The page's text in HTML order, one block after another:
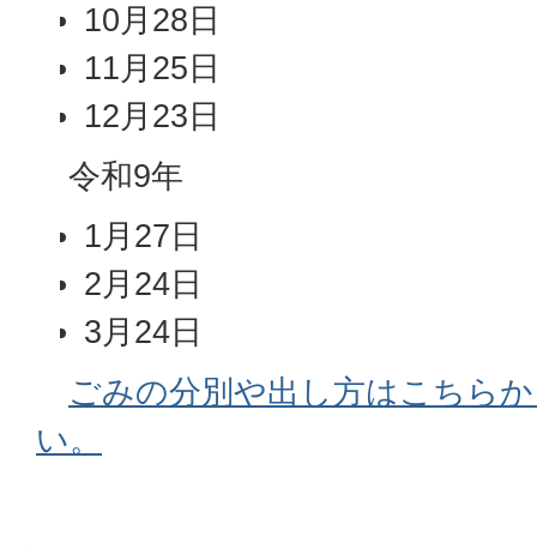
10月28日
11月25日
12月23日
令和9年
1月27日
2月24日
3月24日
ごみの分別や出し方はこちら
い。